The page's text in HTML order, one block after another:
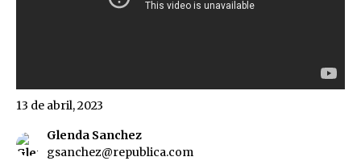
Glenda Sanchez
gsanchez@republica.com
13 de abril, 2023